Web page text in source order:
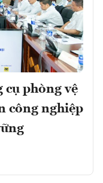
cụ phòng vệ
công nghiệp